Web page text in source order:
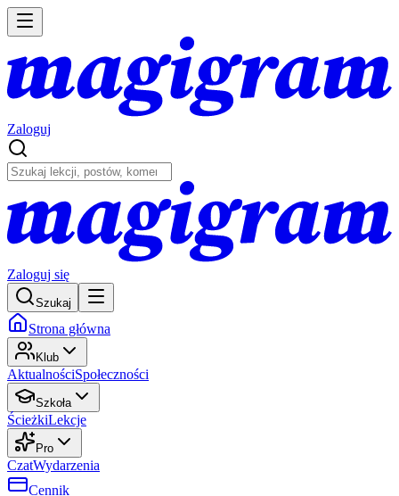
Zaloguj
Zaloguj się
Szukaj
Strona główna
Klub
AktualnościSpołeczności
Szkoła
ŚcieżkiLekcje
Pro
CzatWydarzenia
Cennik